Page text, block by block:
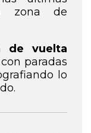
zona de
de vuelta
paradas
lo